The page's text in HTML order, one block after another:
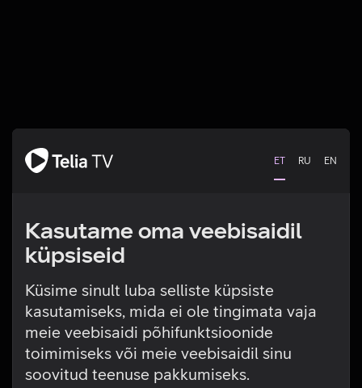
ET RU EN
Kasutame oma veebisaidil
küpsiseid
Küsime sinult luba selliste küpsiste
kasutamiseks, mida ei ole tingimata vaja
meie veebisaidi põhifunktsioonide
toimimiseks või meie veebisaidil sinu
soovitud teenuse pakkumiseks.
Tehniline viga